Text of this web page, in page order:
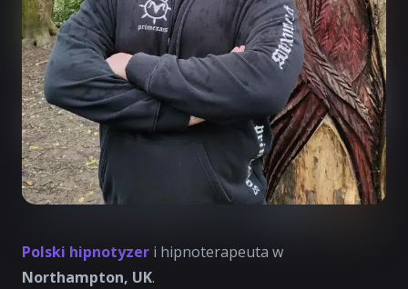
Polski hipnotyzer i hipnoterapeuta w
Northampton, UK.